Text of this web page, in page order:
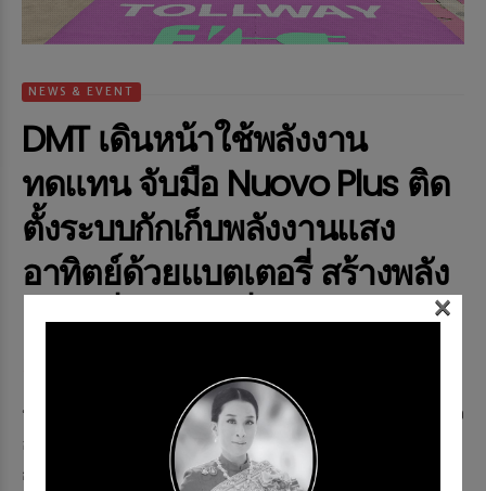
NEWS & EVENT
DMT เดินหน้าใช้พลังงาน
ทดแทน จับมือ Nuovo Plus ติด
ตั้งระบบกักเก็บพลังงานแสง
อาทิตย์ด้วยแบตเตอรี่ สร้างพลัง
ความยั่งยืนทางสิ่งแวดล้อม
ปัจจุบันพลังงานสะอาดและพลังงานทดแทนได้รับความสนใจ
อย่างมากในหลายภาคส่วน ไม่ว่าจะเป็นภาคอุตสาหกรรม
การผลิต ภาคการบริการ หรือภาคประชาชนที่หันมาติดตั้ง
×